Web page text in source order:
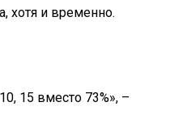
хотя и временно.
15 вместо 73%», –